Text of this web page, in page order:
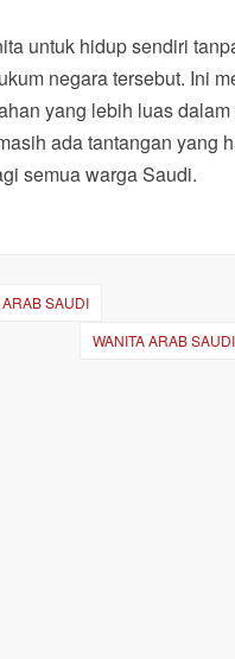
untuk hidup sendiri
negara tersebut. Ini
yang lebih luas
ada tantangan yang
semua warga Saudi.
SAUDI
WANITA ARAB